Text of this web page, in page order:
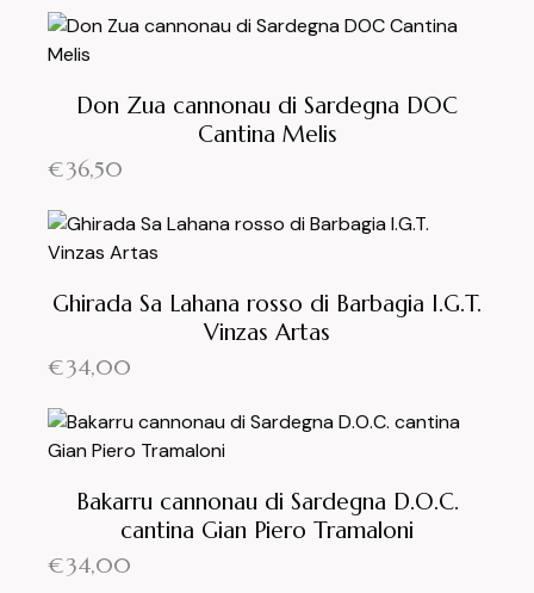
Don Zua cannonau di Sardegna DOC
Cantina Melis
€36,50
Ghirada Sa Lahana rosso di Barbagia I.G.T.
Vinzas Artas
€34,00
Bakarru cannonau di Sardegna D.O.C.
cantina Gian Piero Tramaloni
€34,00